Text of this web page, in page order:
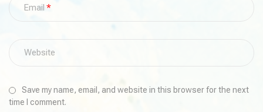
Email
Save my name, email, and website in this browser for the next
time I comment.